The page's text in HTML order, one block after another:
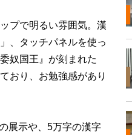
プで明るい雰囲気。漢
、タッチパネルを使っ
奴国王』が刻まれた
おり、お勉強感があり
展示や、5万字の漢字